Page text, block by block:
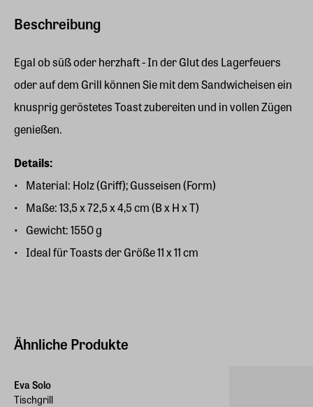
Beschreibung
Egal ob süß oder herzhaft - In der Glut des Lagerfeuers
oder auf dem Grill können Sie mit dem Sandwicheisen ein
knusprig geröstetes Toast zubereiten und in vollen Zügen
genießen.
Details:
Material: Holz (Griff); Gusseisen (Form)
Maße: 13,5 x 72,5 x 4,5 cm (B x H x T)
Gewicht: 1550 g
Ideal für Toasts der Größe 11 x 11 cm
Ähnliche Produkte
-20%
Eva Solo
Tischgrill